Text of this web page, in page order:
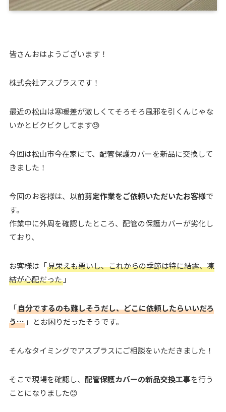
皆さんおはようございます！
株式会社アスプラスです！
最近の松山は寒暖差が激しくてそろそろ風邪を引くんじゃな
いかとビクビクしてます😓
今回は松山市今在家にて、配管保護カバーを新品に交換して
きました！
今回のお客様は、以前剪定作業をご依頼いただいたお客様で
す。
作業中に外周を確認したところ、配管の保護カバーが劣化し
ており、
お客様は「見栄えも悪いし、これからの季節は特に結露、凍
結が心配だった」
「自分でするのも難しそうだし、どこに依頼したらいいだろ
う…」とお困りだったそうです。
そんなタイミングでアスプラスにご相談をいただきました！
そこで現場を確認し、 配管保護カバーの新品交換工事を行う
ことになりました😊